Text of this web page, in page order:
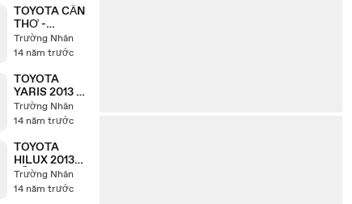
ĐẶC BIỆT -
0968 852 852
TOYOTA CẦN
THƠ -
TOYOTA
ALTIS 2013 -
NHẤT TOÀN
QUỐC - 0968
852 852
Trường Nhân
14 năm trước
TOYOTA
YARIS 2013 -
2014 TOYOTA
CẦN THƠ -
Trường Nhân
14 năm trước
TOYOTA
HILUX 2013
CẦN THƠ -
TOYOTA CẦN
Trường Nhân
14 năm trước